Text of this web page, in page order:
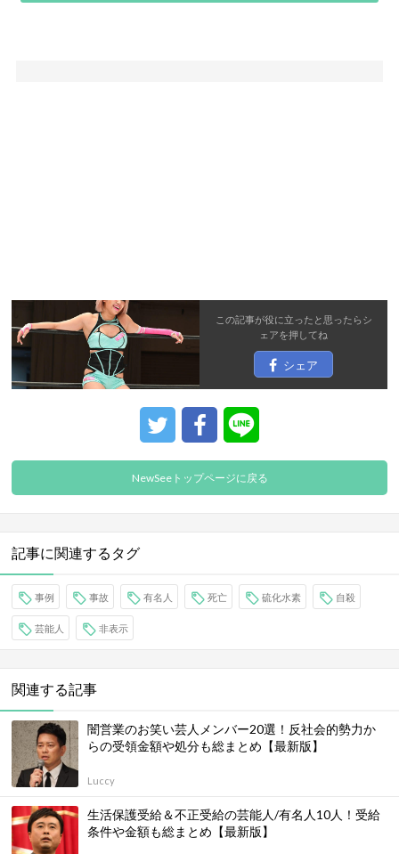
この記事が役に立ったと思ったらシ
ェアを押してね
シェア
NewSeeトップページに戻る
記事に関連するタグ
事例 事故 有名人 死亡 硫化水素 自殺
芸能人 非表示
関連する記事
闇営業のお笑い芸人メンバー20選！反社会的勢力か
らの受領金額や処分も総まとめ【最新版】
Luccy
生活保護受給＆不正受給の芸能人/有名人10人！受給
条件や金額も総まとめ【最新版】